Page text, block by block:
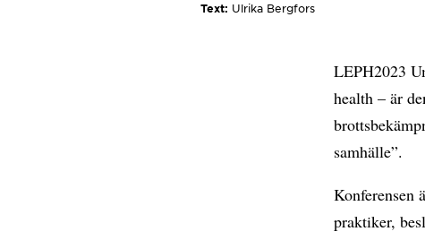
Text: Ulrika Bergfors
LEPH2023
health – är
samhälle”.
Konferensen
praktiker,